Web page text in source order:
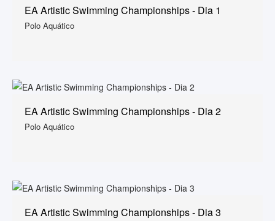
EA Artistic Swimming Championships - Dia 1
Polo Aquático
EA Artistic Swimming Championships - Dia 2
Polo Aquático
EA Artistic Swimming Championships - Dia 3